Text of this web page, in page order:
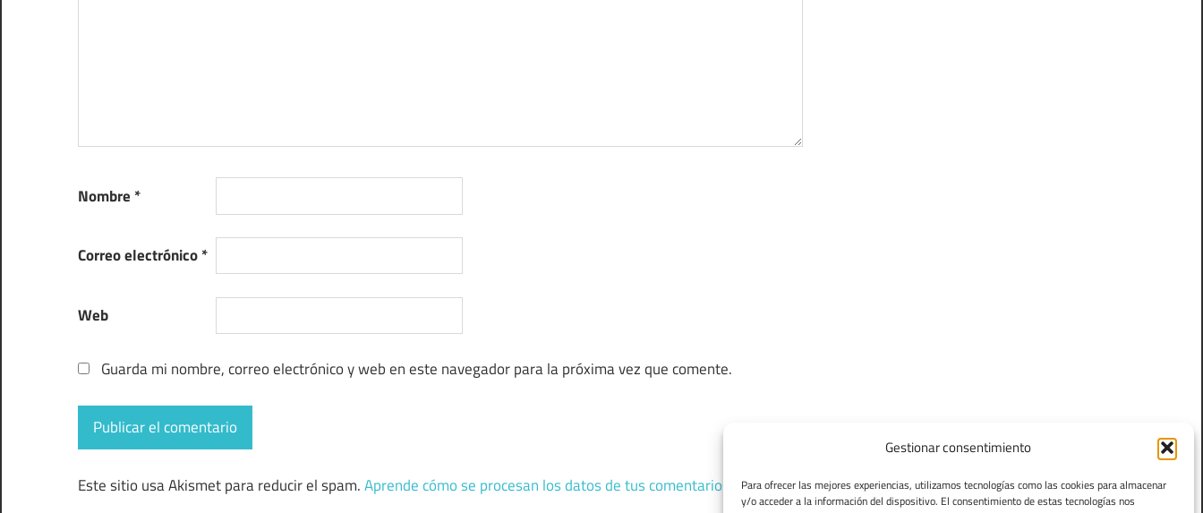
Gestionar consentimiento
Para ofrecer las mejores experiencias, utilizamos tecnologías como las cookies para almacenar
y/o acceder a la información del dispositivo. El consentimiento de estas tecnologías nos
Nombre *
Correo electrónico*
Web
Guarda mi nombre, correo electrónico y web en este navegador para la próxima vez que comente.
Este sitio usa Akismet para reducir el spam.Aprende cómo se procesan los datos de tus comentarios.